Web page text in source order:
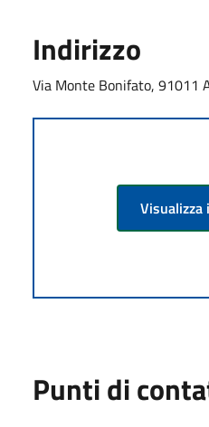
Indirizzo
Via Monte Bonifato, 91011
Visualizza
Punti di